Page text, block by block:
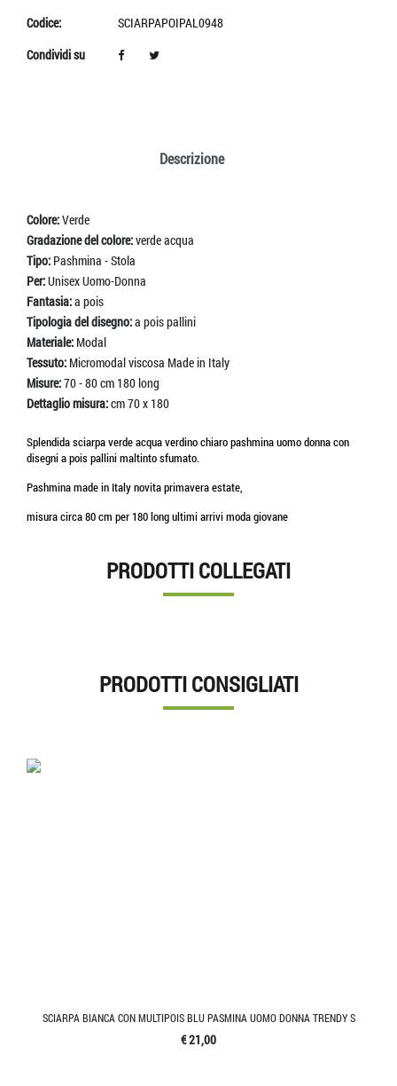
Codice:
SCIARPAPOIPAL0948
Condividi su
Descrizione
Colore:Verde
Gradazione del colore:verde acqua
Tipo: Pashmina - Stola
Per:Unisex Uomo-Donna
Fantasia:a pois
Tipologia del disegno:a pois pallini
Materiale: Modal
Tessuto: Micromodal viscosa Made in Italy
Misure:70 - 80 cm 180 long
Dettaglio misura:cm 70 x 180
Splendida sciarpa verde acqua verdino chiaro pashmina uomo donna con
disegni a pois pallini maltinto sfumato.
Pashmina made in Italy novita primavera estate,
misura circa 80 cm per 180 long ultimi arrivi moda giovane
PRODOTTI COLLEGATI
PRODOTTI CONSIGLIATI
SCIARPA BIANCA CON MULTIPOIS BLU PASMINA UOMO DONNA TRENDY S
€ 21,00